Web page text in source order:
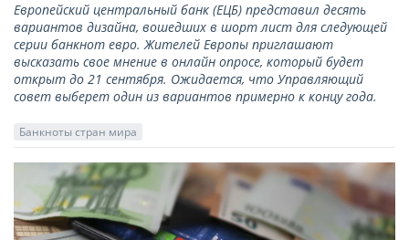
Европейский центральный банк (ЕЦБ) представил десять
вариантов дизайна, вошедших в шорт лист для следующей
серии банкнот евро. Жителей Европы приглашают
высказать свое мнение в онлайн опросе, который будет
открыт до 21 сентября. Ожидается, что Управляющий
совет выберет один из вариантов примерно к концу года.
Банкноты стран мира